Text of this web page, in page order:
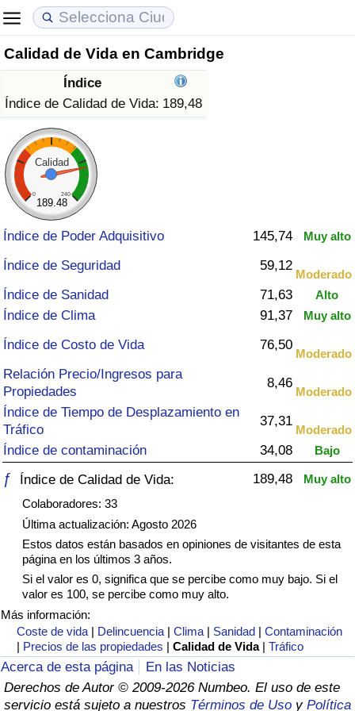
Calidad de Vida en Cambridge
Índice
Índice de Calidad de Vida: 189,48
Calidad
0 240
189.48
Índice de Poder Adquisitivo 145,74 Muy alto
Índice de Seguridad 59,12
Moderado
Índice de Sanidad 71,63 Alto
Índice de Clima 91,37 Muy alto
Índice de Costo de Vida 76,50
Moderado
Relación Precio/Ingresos para
Propiedades
8,46
Moderado
Índice de Tiempo de Desplazamiento en
Tráfico
37,31
Moderado
Índice de contaminación 34,08 Bajo
ƒ Índice de Calidad de Vida: 189,48
Muy alto
Colaboradores: 33
Última actualización: Agosto 2026
Estos datos están basados en opiniones de visitantes de esta
página en los últimos 3 años.
Si el valor es 0, significa que se percibe como muy bajo. Si el
valor es 100, se percibe como muy alto.
Más información:
Coste de vida | Delincuencia |Clima | Sanidad |Contaminación
| Precios de las propiedades |Calidad de Vida |Tráfico
Acerca de esta página
En las Noticias
Derechos de Autor © 2009-2026 Numbeo. El uso de este
servicio está sujeto a nuestros Términos de Uso y Política
Coste de vida
Índice de Costo de Vida (Actual)
Índice de Costo de Vida
Índice de costo de vida por país
en aqaba
Precios de las propiedades
Índice de Precios de Inmuebles (Actual)
Índice de Precios de Inmuebles
Índice de Precios de Inmuebles por País
Calidad de Vida
Índice de Calidad de Vida
Índice de Calidad de Vida (Actual)
Índice de calidad de vida por país
Delincuencia
Calificación del Índice de Criminalidad
Índice de Criminalidad
Sanidad
Índice de Sanidad (Actual)
Índice de Sanidad
Índice de Sanidad por País
Contaminación
Índice de Contaminación (Actual)
Índice de contaminación
Índice de Contaminación por País